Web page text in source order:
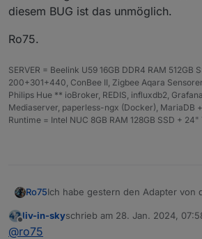
diesem BUG ist das unmöglich.
Ro75.
SERVER = Beelink U59 16GB DDR4 RAM 512GB
200+301+440, ConBee II, Zigbee Aqara
Philips Hue ** ioBroker, REDIS, influxdb2,
Mediaserver, paperless-ngx (Docker), MariaDB
Runtime = Intel NUC 8GB RAM 128GB SSD +
Ro75Ich habe gestern den Adapter von
alles perfekt aus. Die Steckdosen
Bei den DECT 301 (Heizung) sah
Offline
liv-in-skyschrieb am 28. Jan. 2024,
zuletzt editiert von
@ro75